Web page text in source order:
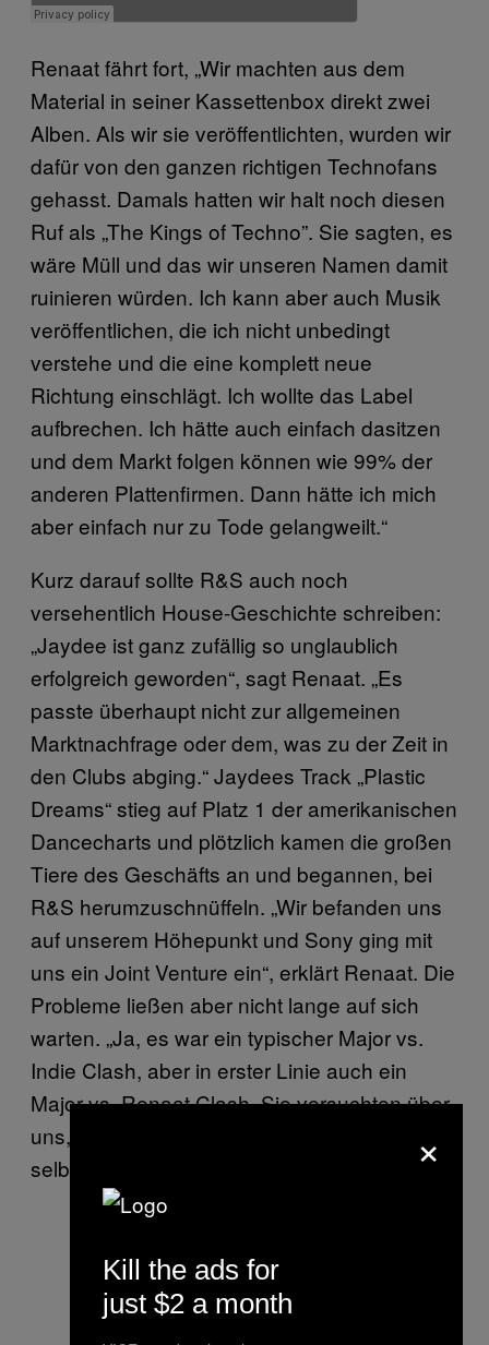
Renaat fährt fort, „Wir machten aus dem
Material in seiner Kassettenbox direkt zwei
Alben. Als wir sie veröffentlichten, wurden wir
dafür von den ganzen richtigen Technofans
gehasst. Damals hatten wir halt noch diesen
Ruf als „The Kings of Techno”. Sie sagten, es
wäre Müll und das wir unseren Namen damit
ruinieren würden. Ich kann aber auch Musik
veröffentlichen, die ich nicht unbedingt
verstehe und die eine komplett neue
Richtung einschlägt. Ich wollte das Label
aufbrechen. Ich hätte auch einfach dasitzen
und dem Markt folgen können wie 99% der
anderen Plattenfirmen. Dann hätte ich mich
aber einfach nur zu Tode gelangweilt.“
Kurz darauf sollte R&S auch noch
versehentlich House-Geschichte schreiben:
„Jaydee ist ganz zufällig so unglaublich
erfolgreich geworden“, sagt Renaat. „Es
passte überhaupt nicht zur allgemeinen
Marktnachfrage oder dem, was zu der Zeit in
den Clubs abging.“ Jaydees Track „Plastic
Dreams“ stieg auf Platz 1 der amerikanischen
Dancecharts und plötzlich kamen die großen
Tiere des Geschäfts an und begannen, bei
R&S herumzuschnüffeln. „Wir befanden uns
auf unserem Höhepunkt und Sony ging mit
uns ein Joint Venture ein“, erklärt Renaat. Die
Probleme ließen aber nicht lange auf sich
warten. „Ja, es war ein typischer Major vs.
Indie Clash, aber in erster Linie auch ein
Major vs. Renaat Clash. Sie versuchten über
uns, einfach Derrick und Ken Ishii bei sich
selber unter Vertrag zu nehmen.“
×
Kill the ads for
just $2 a month